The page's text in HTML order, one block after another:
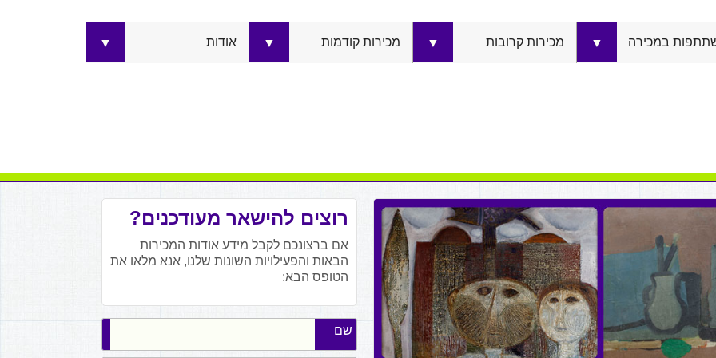
במכירה ▼ מכירות קרובות ▼ מכירות קודמות ▼ אודות ▼
רוצים להישאר מעודכנים?
אם ברצונכם לקבל מידע אודות המכירות
הבאות והפעילויות השונות שלנו, אנא מלאו את
הטופס הבא:
שם